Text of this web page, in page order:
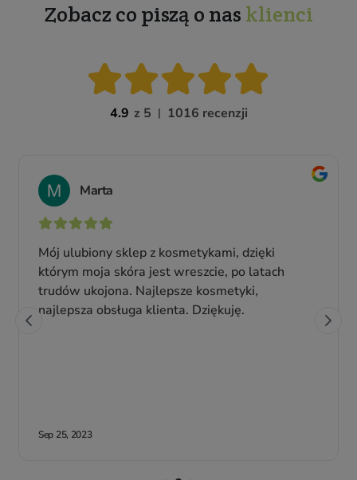
Zobacz co piszą o nas klienci